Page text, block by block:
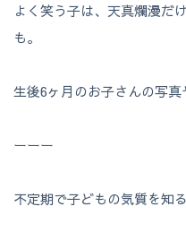
よく笑う子は、天真爛漫だ
も。
生後6ヶ月のお子さんの写
ーーー
不定期で子どもの気質を知